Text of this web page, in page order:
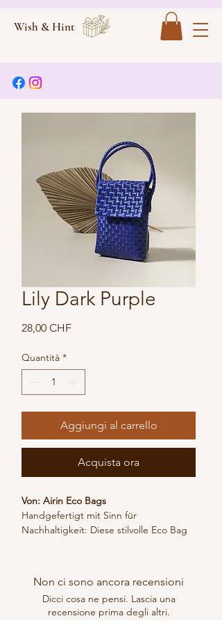
Wish & Hint
Lily Dark Purple
28,00 CHFPrezzo
Quantità *
Aggiungi al carrello
Acquista ora
Von: Airin Eco Bags
Handgefertigt mit Sinn für
Nachhaltigkeit: Diese stilvolle Eco Bag
unserer Umwelt.
Die Tasche wird aus 100 % recyceltem
Kunststoffabfall gefertigt und von
Non ci sono ancora recensioni
Dicci cosa ne pensi. Lascia una
recensione prima degli altri.